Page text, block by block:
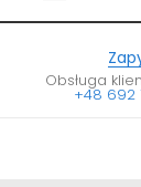
Obsługa
+48 692